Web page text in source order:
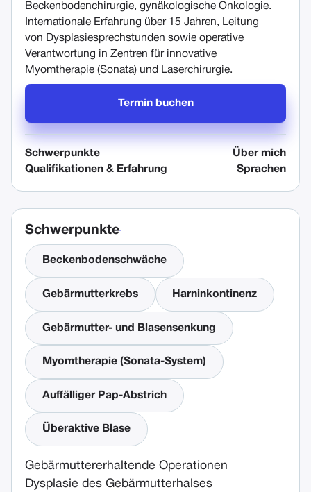
Beckenbodenchirurgie, gynäkologische Onkologie.
Internationale Erfahrung über 15 Jahren, Leitung
von Dysplasiesprechstunden sowie operative
Verantwortung in Zentren für innovative
Myomtherapie (Sonata) und Laserchirurgie.
Termin buchen
Schwerpunkte
Über mich
Qualifikationen & Erfahrung
Sprachen
Schwerpunkte
Beckenbodenschwäche
Gebärmutterkrebs Harninkontinenz
Gebärmutter- und Blasensenkung
Myomtherapie (Sonata-System)
Auffälliger Pap-Abstrich
Überaktive Blase
Gebärmuttererhaltende Operationen
Dysplasie des Gebärmutterhalses